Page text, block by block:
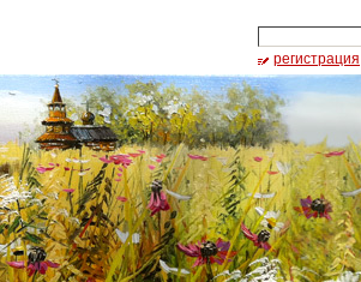
регистрация